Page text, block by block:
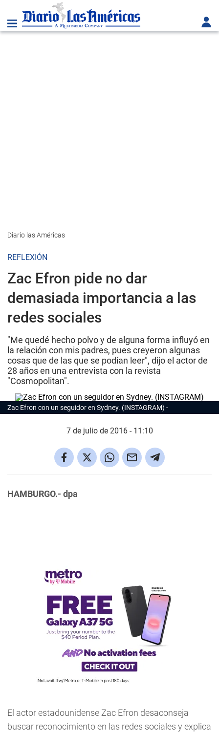
Diario las Américas
REFLEXIÓN
Zac Efron pide no dar
demasiada importancia a las
redes sociales
"Me quedé hecho polvo y de alguna forma influyó en
la relación con mis padres, pues creyeron algunas
cosas que de las que se podían leer", dijo el actor de
28 años en una entrevista con la revista
"Cosmopolitan".
Zac Efron con un seguidor en Sydney. (INSTAGRAM)
7 de julio de 2016 - 11:10
HAMBURGO.- dpa
El actor estadounidense Zac Efron desaconseja
buscar reconocimiento en las redes sociales y explica